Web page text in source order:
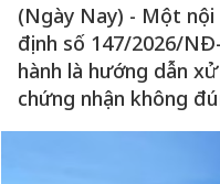
(Ngày Nay) - Một
định số 147/2026/
hành là hướng dẫn
chứng nhận không